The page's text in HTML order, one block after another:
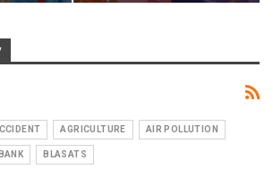
AGRICULTURE AIR POLLUTION
BANK BLASATS